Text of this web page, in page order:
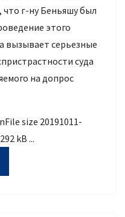
что г-ну Беньяшу был
этого
вызывает серьезные
суда
на допрос
size 20191011-
kB ...